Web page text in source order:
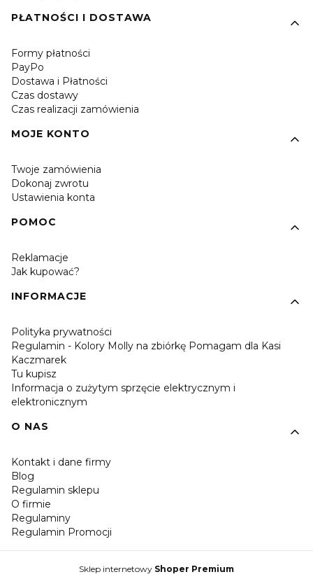
PŁATNOŚCI I DOSTAWA
Formy płatności
PayPo
Dostawa i Płatności
Czas dostawy
Czas realizacji zamówienia
MOJE KONTO
Twoje zamówienia
Dokonaj zwrotu
Ustawienia konta
POMOC
Reklamacje
Jak kupować?
INFORMACJE
Polityka prywatności
Regulamin - Kolory Molly na zbiórkę Pomagam dla Kasi
Kaczmarek
Tu kupisz
Informacja o zużytym sprzęcie elektrycznym i
elektronicznym
O NAS
Kontakt i dane firmy
Blog
Regulamin sklepu
O firmie
Regulaminy
Regulamin Promocji
Sklep internetowy Shoper Premium